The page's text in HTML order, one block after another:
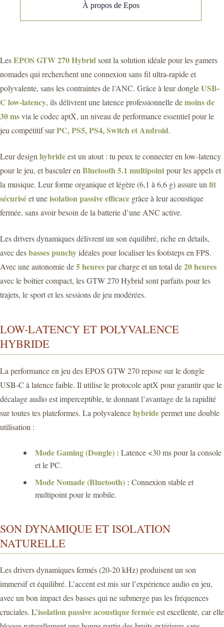
À propos de Epos
LesEPOS GTW 270 Hybridsont la solution idéale pour les gamers
nomades qui recherchent une connexion sans fil ultra-rapide et
polyvalente, sans les contraintes de l’ANC. Grâce à leur dongleUSB-
C low-latency, ils délivrent une latence professionnelle demoins de
30 msvia le codec aptX, un niveau de performance essentiel pour le
jeu compétitif surPC, PS5, PS4, Switch et Android.
Leur design hybrideest un atout : tu peux te connecter en low-latency
pour le jeu, et basculer en Bluetooth 5.1 multipointpour les appels et
la musique. Leur forme organique et légère (6,1 à 6,6 g) assure un fit
sécuriséet uneisolation passive efficace grâce à leur acoustique
fermée, sans avoir besoin de la batterie d’une ANC active.
Les drivers dynamiques délivrent un son équilibré, riche en détails,
avec desbasses punchyidéales pour localiser les footsteps en FPS.
Avec une autonomie de5 heurespar charge et un total de20 heures
avec le boîtier compact, les GTW 270 Hybrid sont parfaits pour les
trajets, le sport et les sessions de jeu modérées.
LOW-LATENCY ET POLYVALENCE
HYBRIDE
La performance en jeu des EPOS GTW 270 repose sur le dongle
USB-C à latence faible. Il utilise le protocole aptX pour garantir que le
décalage audio est imperceptible, te donnant l’avantage de la rapidité
sur toutes tes plateformes. La polyvalencehybridepermet une double
utilisation :
Mode Gaming (Dongle) : Latence <30 ms pour la console
et le PC.
Mode Nomade (Bluetooth) : Connexion stable et
multipoint pour le mobile.
SON DYNAMIQUE ET ISOLATION
NATURELLE
Les drivers dynamiques fermés (20-20 kHz) produisent un son
immersif et équilibré. L’accent est mis sur l’expérience audio en jeu,
avec un bon impact des basses qui ne submerge pas les fréquences
cruciales. L’isolation passive acoustique ferméeest excellente, car elle